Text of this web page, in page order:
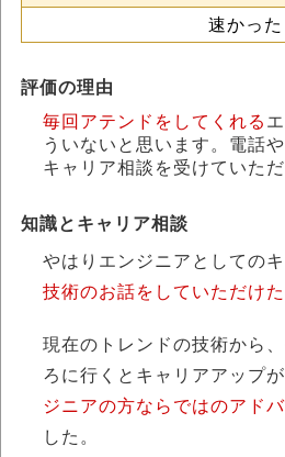
速かった
評価の理由
毎回アテンドをしてくれる
ういないと思います。電話
キャリア相談を受けていただ
知識とキャリア相談
やはりエンジニアとしての
技術のお話をしていただけ
現在のトレンドの技術から
ろに行くとキャリアアップ
ジニアの方ならではのアド
した。